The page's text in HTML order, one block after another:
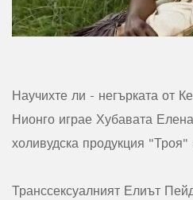
Научихте ли - негърката от
Нионго играе Хубавата
холивудска продукция
Транссексуалният Елиът